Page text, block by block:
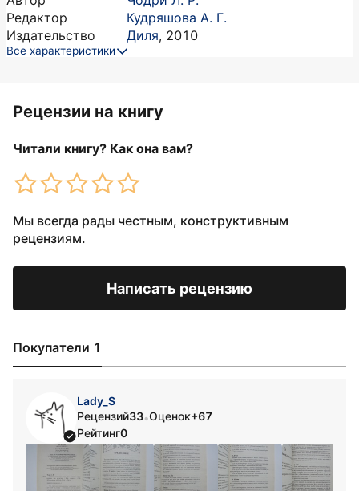
Редактор
Кудряшова А. Г.
Издательство
Диля, 2010
Все характеристики
Рецензии на книгу
Читали книгу? Как она вам?
Мы всегда рады честным, конструктивным
рецензиям.
Написать рецензию
Покупатели 1
Lady_S
Рецензий33•Оценок+67
Рейтинг0